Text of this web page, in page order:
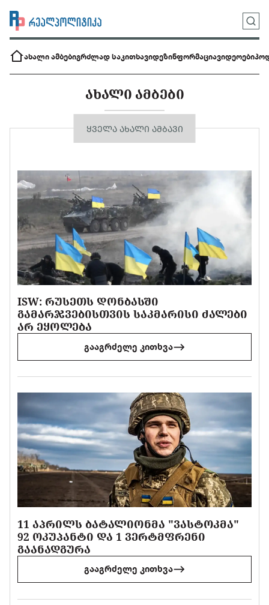
ახალი ამბებიგრძლად საკითხავიდეზინფორმაციავიდეოები
ᲐᲮᲐᲚᲘ ᲐᲛᲑᲔᲑᲘ
ᲧᲕᲔᲚᲐ ᲐᲮᲐᲚᲘ ᲐᲛᲑᲐᲕᲘ
ISW: ᲠᲣᲡᲔᲗᲡ ᲓᲝᲜᲑᲐᲡᲨᲘ
ᲒᲐᲛᲐᲠᲯᲕᲔᲑᲘᲡᲗᲕᲘᲡ ᲡᲐᲙᲛᲐᲠᲘᲡᲘ ᲫᲐᲚᲔᲑᲘ
ᲐᲠ ᲔᲧᲝᲚᲔᲑᲐ
გააგრძელე კითხვა
11 ᲐᲞᲠᲘᲚᲡ ᲑᲐᲢᲐᲚᲘᲝᲜᲛᲐ "ᲕᲐᲡᲢᲝᲙᲛᲐ"
92 ᲝᲙᲣᲞᲐᲜᲢᲘ ᲓᲐ 1 ᲕᲔᲠᲢᲛᲤᲠᲔᲜᲘ
ᲒᲐᲐᲜᲐᲓᲒᲣᲠᲐ
გააგრძელე კითხვა